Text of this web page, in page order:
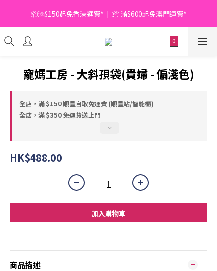
📦滿$150起免香港運費*  |  📦 滿$600起免澳門運費*
📦滿$150起免香港運費*  |  📦 滿$600起免澳門運費*
🥫 罐頭優惠 | 任選* 6件 即減 $6 |  任選* 24件 即減 $30 🥫 (按此了
解更多)
📦滿$150起免香港運費*  |  📦 滿$600起免澳門運費*
寵媽工房 - 大斜孭袋(貴婦 - 偏淺色)
全店，滿 $150 順豐自取免運費 (順豐站/智能櫃)
全店，滿 $350 免運費送上門
HK$488.00
加入購物車
商品描述